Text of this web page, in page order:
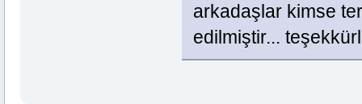
arkadaşlar kimse
edilmiştir...